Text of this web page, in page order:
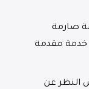
صارمة
خدمة مقدمة
النظر عن